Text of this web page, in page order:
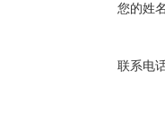
您的姓
联系电